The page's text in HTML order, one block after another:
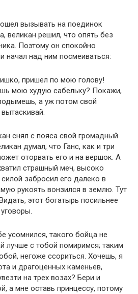
вызывать на поединок
великан решил, что опять без
Поэтому он спокойно
начал над ним посмеиваться:
пришел по мою голову!
мою худую сабельку? Покажи,
а уж потом свой
снял с пояса свой громадный
думал, что Ганс, как и три
оторвать его и на вершок. А
страшный меч, высоко
забросил его далеко в
рукоять вонзился в землю. Тут
этот богатырь посильнее
усомнился, такого бойца не
лучше с тобой помиримся; таким
негоже ссориться. Хочешь, я
и драгоценных каменьев,
на трех возах? Бери и
а мне оставь принцессу, потому